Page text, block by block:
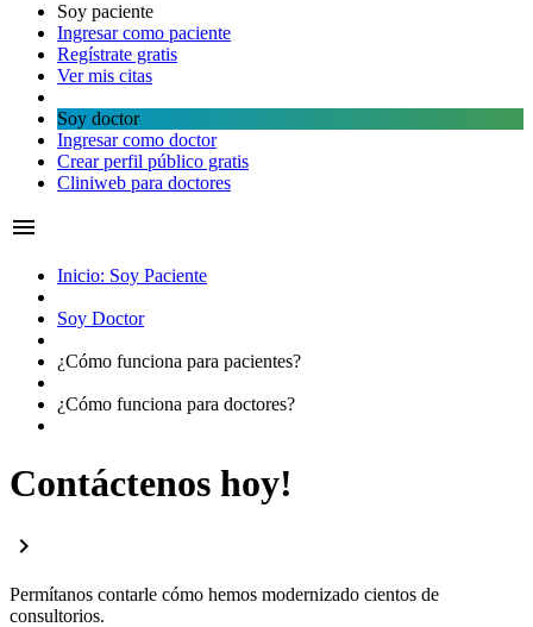
Soy paciente
Ingresar como paciente
Regístrate gratis
Ver mis citas
Soy doctor
Ingresar como doctor
Crear perfil público gratis
Cliniweb para doctores
menu
Inicio: Soy Paciente
Soy Doctor
¿Cómo funciona para pacientes?
¿Cómo funciona para doctores?
Contáctenos hoy!
chevron_right
Permítanos contarle cómo hemos modernizado cientos de
consultorios.